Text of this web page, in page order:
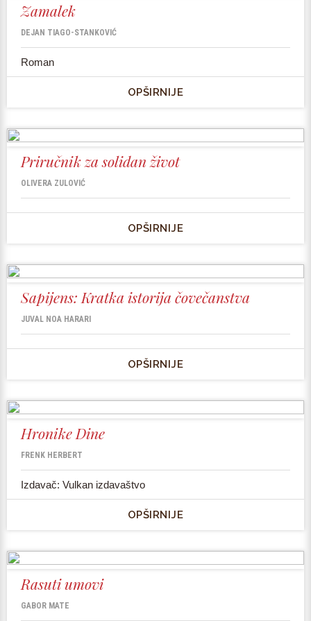
Zamalek
DEJAN TIAGO-STANKOVIĆ
Roman
OPŠIRNIJE
Priručnik za solidan život
OLIVERA ZULOVIĆ
OPŠIRNIJE
Sapijens: Kratka istorija čovečanstva
JUVAL NOA HARARI
OPŠIRNIJE
Hronike Dine
FRENK HERBERT
Izdavač: Vulkan izdavaštvo
OPŠIRNIJE
Rasuti umovi
GABOR MATE